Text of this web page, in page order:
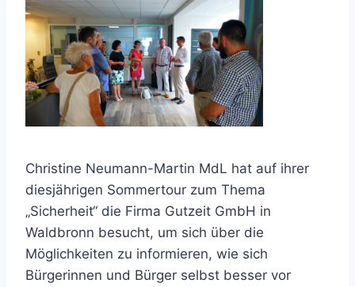
Christine Neumann-Martin MdL hat auf ihrer
diesjährigen Sommertour zum Thema
„Sicherheit“ die Firma Gutzeit GmbH in
Waldbronn besucht, um sich über die
Möglichkeiten zu informieren, wie sich
Bürgerinnen und Bürger selbst besser vor